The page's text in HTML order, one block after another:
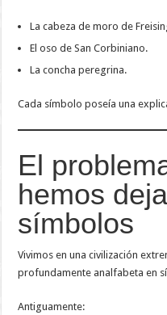
La cabeza de moro de
El oso de San Corbiniano.
La concha peregrina.
Cada símbolo poseía una
El
hemos
símbolos
Vivimos en una civilización
profundamente analfabeta en
Antiguamente: